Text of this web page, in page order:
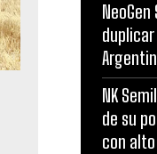
NK
de su
con